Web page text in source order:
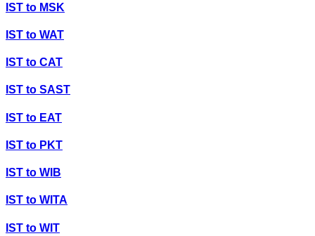
IST to MSK
IST to WAT
IST to CAT
IST to SAST
IST to EAT
IST to PKT
IST to WIB
IST to WITA
IST to WIT